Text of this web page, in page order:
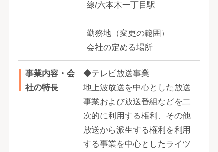
線/六本木一丁目駅
勤務地（変更の範囲）
会社の定める場所
事業内容・会
社の特長
◆テレビ放送事業
地上波放送を中心とした放送
事業および放送番組などを二
次的に利用する権利、その他
放送から派生する権利を利用
する事業を中心としたライツ